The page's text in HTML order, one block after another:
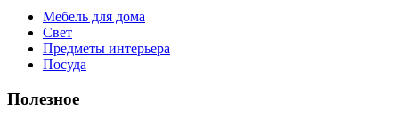
Мебель для дома
Свет
Предметы интерьера
Посуда
Полезное